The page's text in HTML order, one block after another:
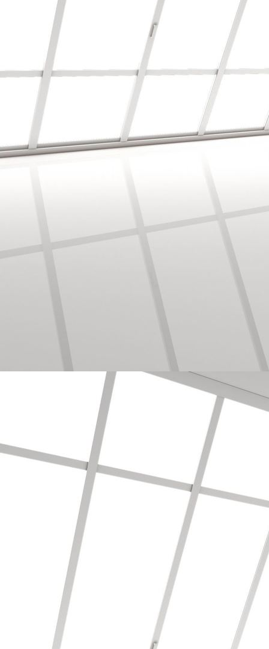
Bodenbearbeitung/Vinyl